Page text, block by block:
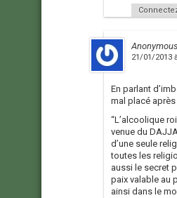
Anonymous
21/01/2013
En parlant
mal placé après
“L’alcoolique
venue du
d’une seule
toutes les
aussi le secret
paix valable au
ainsi dans le